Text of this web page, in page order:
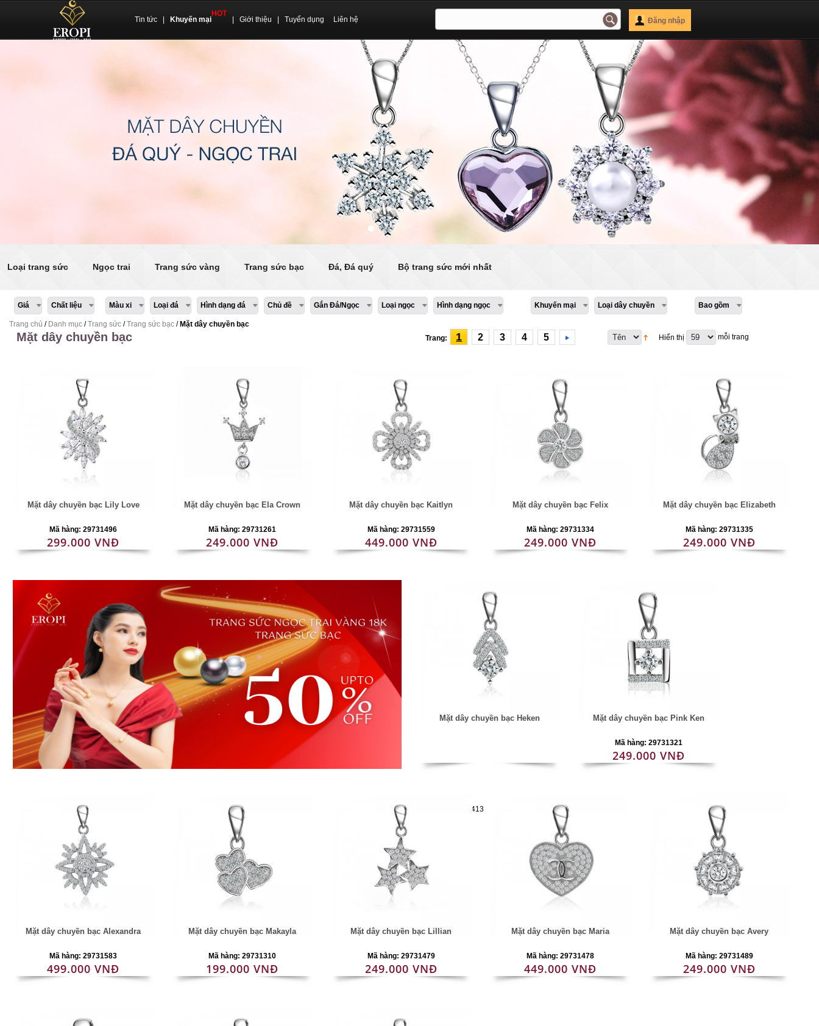
Tin tức Khuyến mại
HOT
Giới thiệu Tuyển dụng Liên hệ Đăng nhập
Loại trang sức Ngọc trai Trang sức vàng Trang sức bạc Đá, Đá quý Bộ trang sức mới nhất
Giá Chất liệu Màu xi Loại đá Hình dạng đá Chủ đề Gắn Đá/Ngọc Loại ngọc Hình dạng ngọc Khuyến mại Loại dây chuyền Bao gồm
Trang chủ / Danh mục /Trang sức /Trang sức bạc / Mặt dây chuyền bạc
Mặt dây chuyền bạc Hiển thị mỗi trang
Trang: 1 2 3 4 5
Mặt dây chuyền bạc Lily Love
Mã hàng: 29731496
299.000 VNĐ
Mặt dây chuyền bạc Ela Crown
Mã hàng: 29731261
249.000 VNĐ
Mặt dây chuyền bạc Kaitlyn
Mã hàng: 29731559
449.000 VNĐ
Mặt dây chuyền bạc Felix
Mã hàng: 29731334
249.000 VNĐ
Mặt dây chuyền bạc Elizabeth
Mã hàng: 29731335
249.000 VNĐ
Mặt dây chuyền bạc Heken
Mã hàng:29731413
Mặt dây chuyền bạc Pink Ken
Mã hàng: 29731321
249.000 VNĐ
Mặt dây chuyền bạc Alexandra
Mã hàng: 29731583
499.000 VNĐ
Mặt dây chuyền bạc Makayla
Mã hàng: 29731310
199.000 VNĐ
Mặt dây chuyền bạc Lillian
Mã hàng: 29731479
249.000 VNĐ
Mặt dây chuyền bạc Maria
Mã hàng: 29731478
449.000 VNĐ
Mặt dây chuyền bạc Avery
Mã hàng: 29731489
249.000 VNĐ